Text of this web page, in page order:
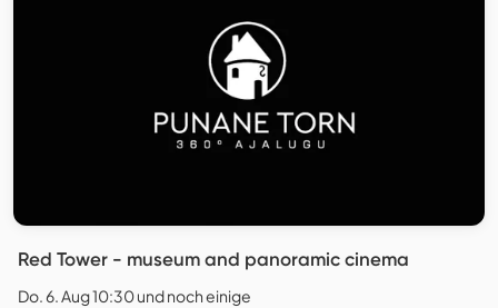
Red Tower - museum and panoramic cinema
Do. 6. Aug 10:30 und noch einige